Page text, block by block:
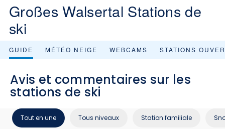
Großes Walsertal Stations de
ski
GUIDE MÉTÉO NEIGE WEBCAMS STATIONS
Avis et commentaires sur les
stations de ski
Tout en une Tous niveaux Station familiale